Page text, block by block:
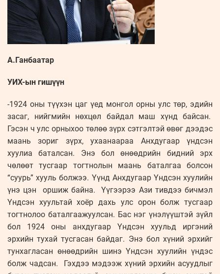
А.Ганбаатар
УИХ-ын гишүүн
-1924 оны түүхэн цаг үед монгол орны улс төр, эдийн
засаг, нийгмийн нөхцөл байдал маш хүнд байсан.
Гэсэн ч улс орныхоо төлөө зүрх сэтгэлтэй өвөг дээдэс
маань зориг зүрх, ухаанаараа Анхдугаар үндсэн
хуулиа баталсан. Энэ бол өнөөдрийн бидний эрх
чөлөөт тусгаар тогтнолын маань баталгаа болсон
“суурь” хууль болжээ. Үүнд Анхдугаар Үндсэн хуулийн
үнэ цэн оршиж байна. Үүгээрээ Ази тивдээ бичмэл
Үндсэн хуультай хоёр дахь улс орон болж тусгаар
тогтнолоо баталгаажуулсан. Бас нэг үнэлүүштэй зүйл
бол 1924 оны анхдугаар Үндсэн хуульд иргэний
эрхийн тухай тусгасан байдаг. Энэ бол хүний эрхийг
тунхагласан өнөөдрийн шинэ Үндсэн хуулийн үндэс
болж чадсан. Гэхдээ мэдээж хүний эрхийн асуудлыг